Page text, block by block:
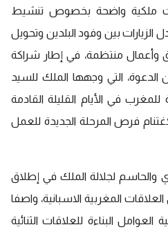
ملكية واضحة بخصوص تنشيط
الزيارات بين وفود البلدين وتحويل
وأعمال منتظمة، في إطار شراكة
الدعوة، التي وجهها الملك للسيد
في الأيام القليلة القادمة
فرص المرحلة الجديدة للعمل
والحاسم لجلالة الملك في إطلاق
المغربية الاسبانية، واصفا
العوامل البناءة للعلاقات الثنائية